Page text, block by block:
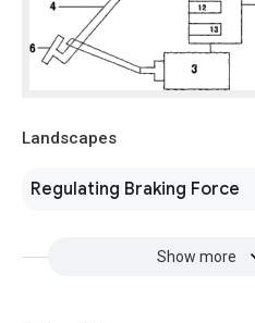
Landscapes
Regulating Braking Force
Show more